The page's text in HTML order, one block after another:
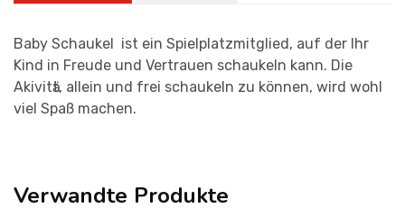
Baby Schaukel ist ein Spielplatzmitglied, auf der Ihr
Kind in Freude und Vertrauen schaukeln kann. Die
Akivitӓt, allein und frei schaukeln zu können, wird wohl
viel Spaß machen.
Verwandte Produkte